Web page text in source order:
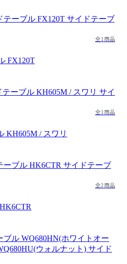
全1商品
FX120T
全1商品
KH605M / スワリ
全2商品